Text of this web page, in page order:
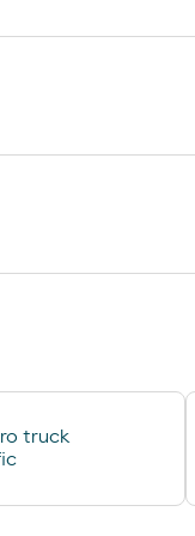
revilla
truck